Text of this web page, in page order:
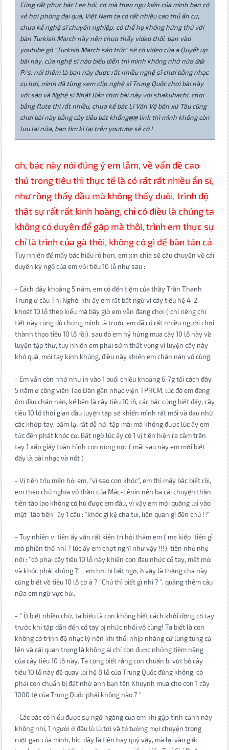
Cũng rất phục bác Lee hói, cơ mà theo ngu kiến của mình bạn có
vẻ hơi phóng đại quá, Việt Nam ta có rất nhiều cao thủ ẩn cư,
chưa kể nghệ sĩ chuyên nghiệp, có thể họ không hứng thú với
bản Turkish March này nên chưa thấy video thôi, bạn vào
youtube gõ "Turkish March sáo trúc" sẽ có video của a Quyết up
bài này, của nghệ sĩ nào biểu diễn thì mình không nhớ nữa @@
P/s: nói thêm là bản này được rất nhiều nghệ sĩ chơi bằng nhạc
cụ hơi, mình đã từng xem clip nghệ sĩ Trung Quốc chơi bài này
với sáo và Nghệ sĩ Nhật Bản chơi bài này với shakuhachi, chơi
bằng flute thì rất nhiều, chưa kể bác Lí Văn Vệ bên xứ Tàu cũng
chơi bài này bằng cây tiêu bát khổng@@ link thì mình không còn
lưu lại nữa, bạn tìm kĩ lại trên youtube sẽ có !
oh, bác này nói đúng ý em lắm, về vấn đề cao
thủ trong tiêu thì thực tế là có rất rất nhiều ẩn sĩ,
như rồng thấy đầu mà không thấy đuôi, trình độ
thật sự rất rất kinh hoàng, chỉ có điều là chúng ta
không có duyên để gặp mà thôi, trình em thực sự
chỉ là trình của gà thôi, không có gì để bàn tán cả.
Tuy nhiên để mấy bác hiểu rõ hơn, em xin chia sẽ câu chuyện về cái
duyên kỳ ngộ của em với tiêu 10 lỗ như sau :
- Cách đây khoảng 5 năm, em có đến tiệm của thầy Trần Thanh
Trung ở cầu Thị Nghè, khi ấy em rất bất ngờ vì cây tiêu hệ 4-2
khoét 10 lỗ theo kiểu mà bây giờ em vẫn đang chơi ( chỉ riêng chi
tiết này cũng đủ chứng minh là trước em đã có rất nhiều người chơi
thành thạo tiêu 10 lỗ rồi). sau đó em hý hửng mua cây 10 lỗ này về
luyện tập thử, tuy nhiên em phải sớm thất vọng vì luyện cây này
khó quá, mỏi tay kinh khủng, điều này khiến em chán nản vô cùng.
- Em vẫn còn nhớ như in vào 1 buổi chiều khoảng 6-7g tối cách đây
5 năm ở công viên Tao Đàn gần nhạc viện TPHCM, lúc đó em đang
ôm đầu chán nản, kế bên là cây tiêu 10 lỗ, các bác cũng biết đấy, cây
tiêu 10 lỗ thời gian đầu luyện tập sẽ khiến mình rất mỏi và đau nhừ
các khớp tay, bấm lại rất dễ hở, tập mãi mà không được lúc ấy em
tức đến phát khóc cơ. Bất ngờ lúc ấy có 1 vị tiên hiện ra cầm trên
tay 1 xấp giấy toàn hình con nòng nọc ( mãi sau này em mới biết
đấy là bài nhạc và nốt )
- Vị tiên trìu mến hỏi em, "vì sao con khóc", em thì mấy bác biết rồi,
em theo chủ nghĩa vô thần của Mác-Lênin nên ba cái chuyện thần
tiên tào lao không có hù được em đâu, vì vậy em mới quăng lại vào
mặt "lão tiên" ấy 1 câu : "khóc gì kệ cha tui, liên quan gì đến chú !?"
- Tuy nhiên vị tiên ấy vẫn rất kiên trì hỏi thăm em ( mẹ kiếp, tiên gì
mà phiền thế nhỉ ? lúc ấy em chợt nghĩ như vậy !!!), tiên nhỏ nhẹ
nói : "có phải cây tiêu 10 lỗ này khiến con đau nhức cổ tay, mệt mỏi
và khóc phải không ?" . em hơi bị bất ngờ, ồ vậy là thằng cha này
cũng biết về tiêu 10 lỗ cơ à ? "Chú thì biết gì nhỉ ? ", quăng thêm câu
nữa em ngờ vực hỏi.
- " Ồ biết nhiều chứ, ta hiểu là con không biết cách khởi động cổ tay
trước khi tập dẫn đến cổ tay bị nhức nhối vô cùng! Ta biết là con
không có trình độ nhạc lý nên khi thổi nhịp nhàng cứ lung tung cả
lên và cái quan trọng là không ai chỉ con được những tiềm năng
của cây tiêu 10 lỗ này. Ta cũng biết rằng con chuẩn bị vứt bỏ cây
tiêu 10 lỗ này để quay lại hệ 8 lỗ của Trung Quốc đúng không, có
phải con chuẩn bị đặt nhờ anh bạn tên Khuynh mua cho con 1 cây
1000 tệ của Trung Quốc phải không nào ? "
- Các bác có hiểu được sự ngỡ ngàng của em khi gặp tình cảnh này
không nhỉ, 1 người ở đâu lù lù tới và tỏ tường mọi chuyện trong
ruột gan của mình, hic, đây là tiên hay quỷ vậy, mà lại vào giấc